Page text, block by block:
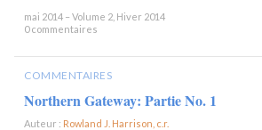
mai 2014 – Volume 2, Hiver 2014
0 commentaires
COMMENTAIRES
Northern Gateway: Partie No. 1
Auteur : Rowland J. Harrison, c.r.